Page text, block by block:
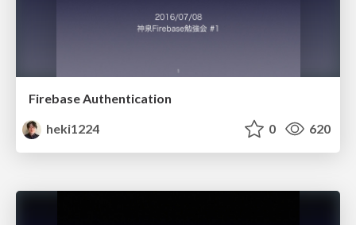
Firebase Authentication
heki1224
0 620